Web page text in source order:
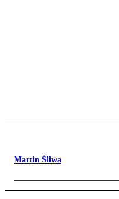
Martin Śliwa